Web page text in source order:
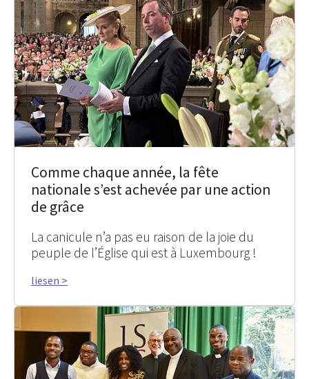
Comme chaque année, la fête
nationale s’est achevée par une action
de grâce
La canicule n’a pas eu raison de la joie du
peuple de l’Église qui est à Luxembourg !
liesen >